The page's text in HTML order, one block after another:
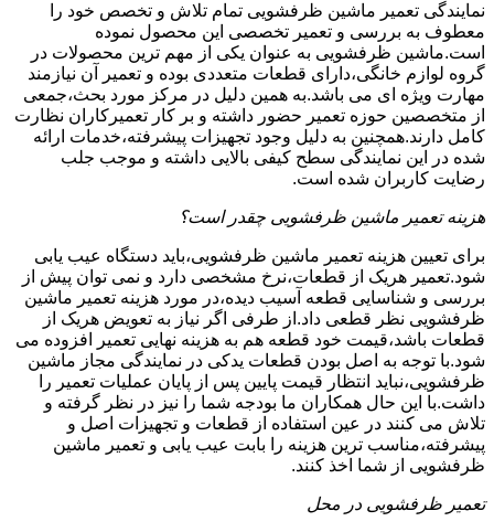
نمایندگی تعمیر ماشین ظرفشویی تمام تلاش و تخصص خود را
معطوف به بررسی و تعمیر تخصصی این محصول نموده
است.ماشین ظرفشویی به عنوان یکی از مهم ترین محصولات در
گروه لوازم خانگی،دارای قطعات متعددی بوده و تعمیر آن نیازمند
مهارت ویژه ای می باشد.به همین دلیل در مرکز مورد بحث،جمعی
از متخصصین حوزه تعمیر حضور داشته و بر کار تعمیرکاران نظارت
کامل دارند.همچنین به دلیل وجود تجهیزات پیشرفته،خدمات ارائه
شده در این نمایندگی سطح کیفی بالایی داشته و موجب جلب
رضایت کاربران شده است.
هزینه تعمیر ماشین ظرفشویی چقدر است؟
برای تعیین هزینه تعمیر ماشین ظرفشویی،باید دستگاه عیب یابی
شود.تعمیر هریک از قطعات،نرخ مشخصی دارد و نمی توان پیش از
بررسی و شناسایی قطعه آسیب دیده،در مورد هزینه تعمیر ماشین
ظرفشویی نظر قطعی داد.از طرفی اگر نیاز به تعویض هریک از
قطعات باشد،قیمت خود قطعه هم به هزینه نهایی تعمیر افزوده می
شود.با توجه به اصل بودن قطعات یدکی در نمایندگی مجاز ماشین
ظرفشویی،نباید انتظار قیمت پایین پس از پایان عملیات تعمیر را
داشت.با این حال همکاران ما بودجه شما را نیز در نظر گرفته و
تلاش می کنند در عین استفاده از قطعات و تجهیزات اصل و
پیشرفته،مناسب ترین هزینه را بابت عیب یابی و تعمیر ماشین
ظرفشویی از شما اخذ کنند.
تعمیر ظرفشویی در محل